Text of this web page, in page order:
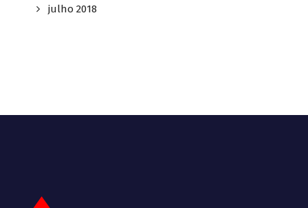
julho 2018